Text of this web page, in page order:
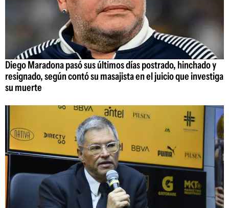
Diego Maradona pasó sus últimos días postrado, hinchado y
resignado, según contó su masajista en el juicio que investiga
su muerte